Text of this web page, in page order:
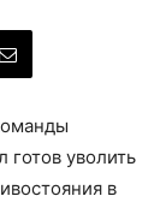
готов уволить
в